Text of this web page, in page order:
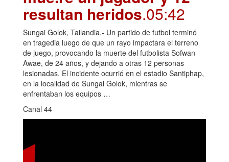
resultan heridos.05:42
Sungai Golok, Tailandia.- Un partido de futbol terminó
en tragedia luego de que un rayo impactara el terreno
de juego, provocando la muerte del futbolista Sofwan
Awae, de 24 años, y dejando a otras 12 personas
lesionadas. El incidente ocurrió en el estadio Santiphap,
en la localidad de Sungai Golok, mientras se
enfrentaban los equipos …
Canal 44